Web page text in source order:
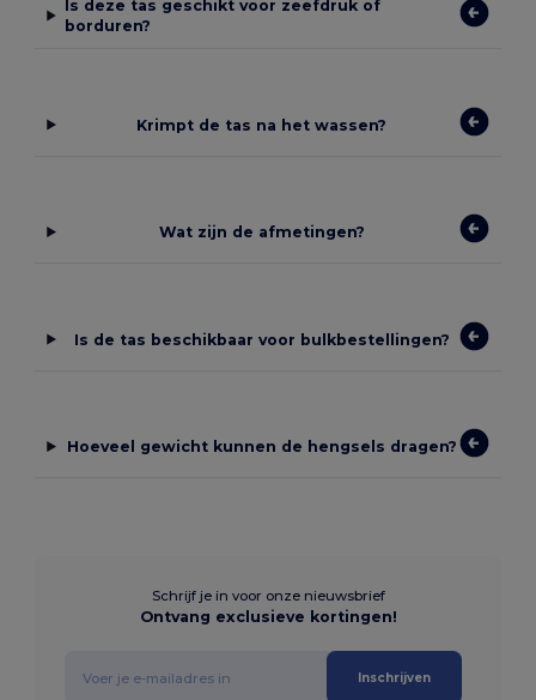
Is deze tas geschikt voor zeefdruk of
borduren?
Krimpt de tas na het wassen?
Wat zijn de afmetingen?
Is de tas beschikbaar voor bulkbestellingen?
Hoeveel gewicht kunnen de hengsels dragen?
Schrijf je in voor onze nieuwsbrief
Ontvang exclusieve kortingen!
Inschrijven